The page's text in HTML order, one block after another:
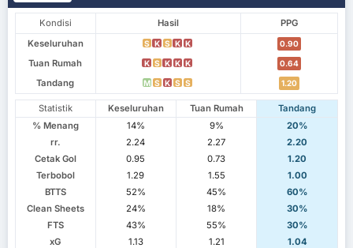
Kondisi Hasil
PPG
Keseluruhan
S K S K K 0.90
Tuan Rumah K S K K K 0.64
Tandang M S K S S 1.20
Statistik Keseluruhan Tuan Rumah
Tandang
% Menang
14% 9%
20%
rr.
2.24 2.27
2.20
Cetak Gol
0.95 0.73
1.20
Terbobol
1.29 1.55
1.00
BTTS
52% 45%
60%
Clean Sheets
24% 18%
30%
FTS
43% 55%
30%
xG
1.13 1.21
1.04